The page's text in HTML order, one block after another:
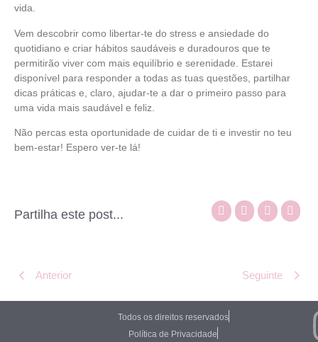
vida.
Vem descobrir como libertar-te do stress e ansiedade do
quotidiano e criar hábitos saudáveis e duradouros que te
permitirão viver com mais equilíbrio e serenidade. Estarei
disponível para responder a todas as tuas questões, partilhar
dicas práticas e, claro, ajudar-te a dar o primeiro passo para
uma vida mais saudável e feliz.
Não percas esta oportunidade de cuidar de ti e investir no teu
bem-estar! Espero ver-te lá!
Partilha este post...
Anterior Seguinte
Todos os direitos reservados
Política de Privacidade